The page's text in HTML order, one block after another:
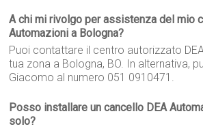
A chi mi rivolgo per assistenza del mio
Automazioni a Bologna?
Puoi contattare il centro autorizzato
tua zona a Bologna, BO. In alternativa,
Giacomo al numero 051 0910471.
Posso installare un cancello DEA
solo?